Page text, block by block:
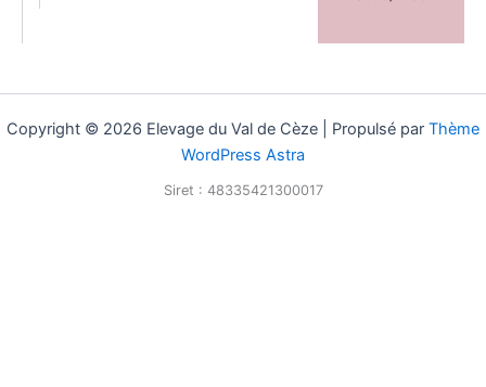
Copyright © 2026 Elevage du Val de Cèze | Propulsé par Thème
WordPress Astra
Siret : 48335421300017